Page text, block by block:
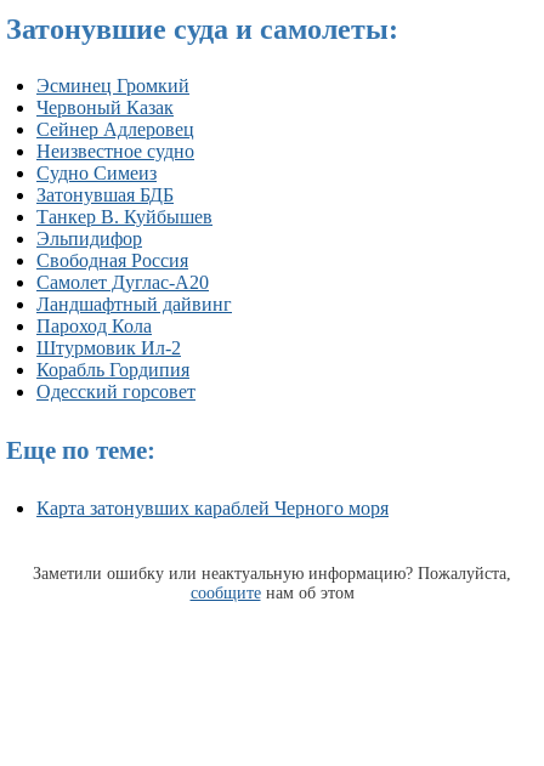
Затонувшие суда и самолеты:
Эсминец Громкий
Червоный Казак
Сейнер Адлеровец
Неизвестное судно
Судно Симеиз
Затонувшая БДБ
Танкер В. Куйбышев
Эльпидифор
Свободная Россия
Самолет Дуглас-А20
Ландшафтный дайвинг
Пароход Кола
Штурмовик Ил-2
Корабль Гордипия
Одесский горсовет
Еще по теме:
Карта затонувших караблей Черного моря
Заметили ошибку или неактуальную информацию? Пожалуйста,
сообщитенам об этом